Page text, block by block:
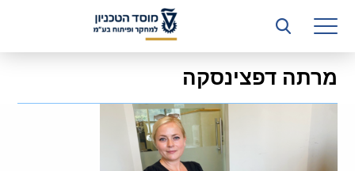
רשות המחקר
היחידה העסקית (T3)
קשרי תעשייה
ביה”ס ללימודי המשך
המכון הישראלי לטכנולוגיות ייצור חומרים
מרתה דפצינסקה